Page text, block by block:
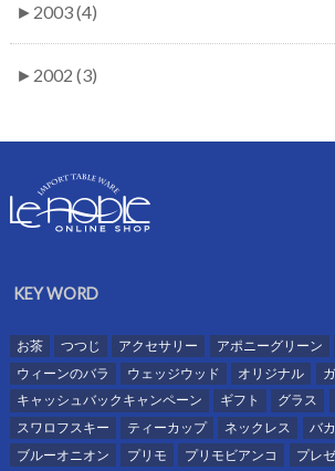
► 2003 (4)
► 2002 (3)
KEY WORD
お茶 つつじ アクセサリー アポニーグリーン
ウィーンのバラ
ウェッジウッド オリジナル
キャッシュバックキャンペーン
ギフト グラス
スワロフスキー
ティーカップ ネックレス バ
ブルーオニオン
プリモ プリモビアンコ プレ